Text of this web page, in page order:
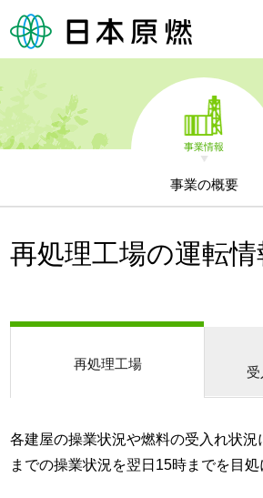
事業情報
事業の概要
再処理工場の運転情
再処理工場
各建屋の操業状況や燃料の受入れ状況
までの操業状況を翌日15時までを目処